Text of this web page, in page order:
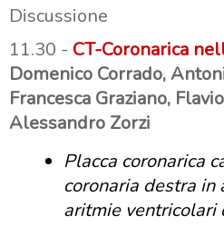
Discussione
11.30 - CT-Coronarica
Domenico Corrado,
Francesca Graziano,
Alessandro Zorzi
Placca coronarica
coronaria destra in
aritmie ventricolari